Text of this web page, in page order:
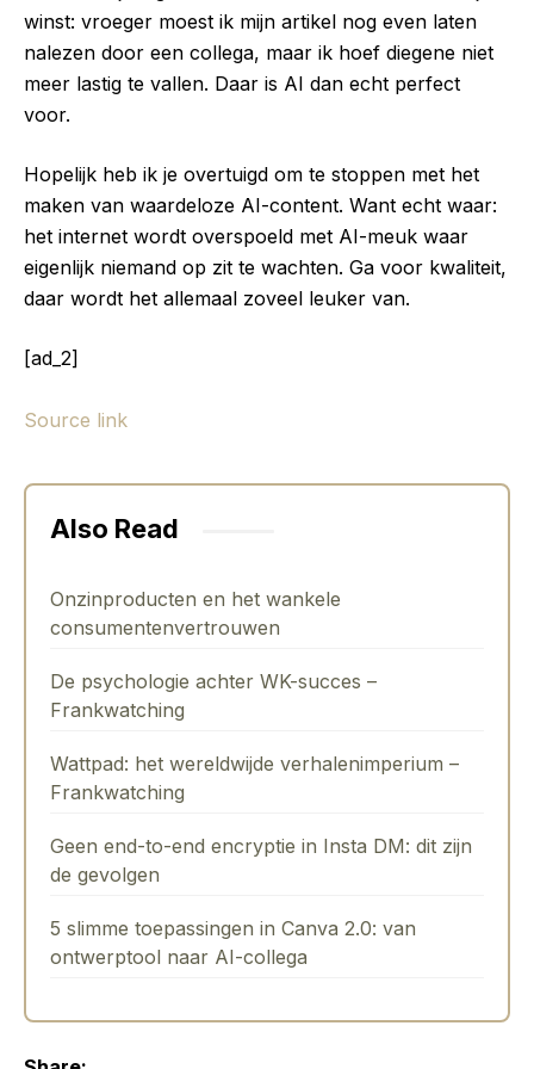
winst: vroeger moest ik mijn artikel nog even laten
nalezen door een collega, maar ik hoef diegene niet
meer lastig te vallen. Daar is AI dan echt perfect
voor.
Hopelijk heb ik je overtuigd om te stoppen met het
maken van waardeloze AI-content. Want echt waar:
het internet wordt overspoeld met AI-meuk waar
eigenlijk niemand op zit te wachten. Ga voor kwaliteit,
daar wordt het allemaal zoveel leuker van.
[ad_2]
Source link
Also Read
Onzinproducten en het wankele
consumentenvertrouwen
De psychologie achter WK-succes –
Frankwatching
Wattpad: het wereldwijde verhalenimperium –
Frankwatching
Geen end-to-end encryptie in Insta DM: dit zijn
de gevolgen
5 slimme toepassingen in Canva 2.0: van
ontwerptool naar AI-collega